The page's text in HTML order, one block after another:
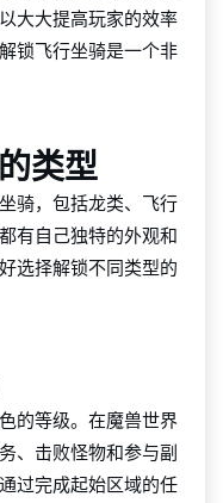
大大提高玩家的效率
锁飞行坐骑是一个非
类型
骑，包括龙类、飞行
有自己独特的外观和
选择解锁不同类型的
的等级。在魔兽世界
、击败怪物和参与副
过完成起始区域的任